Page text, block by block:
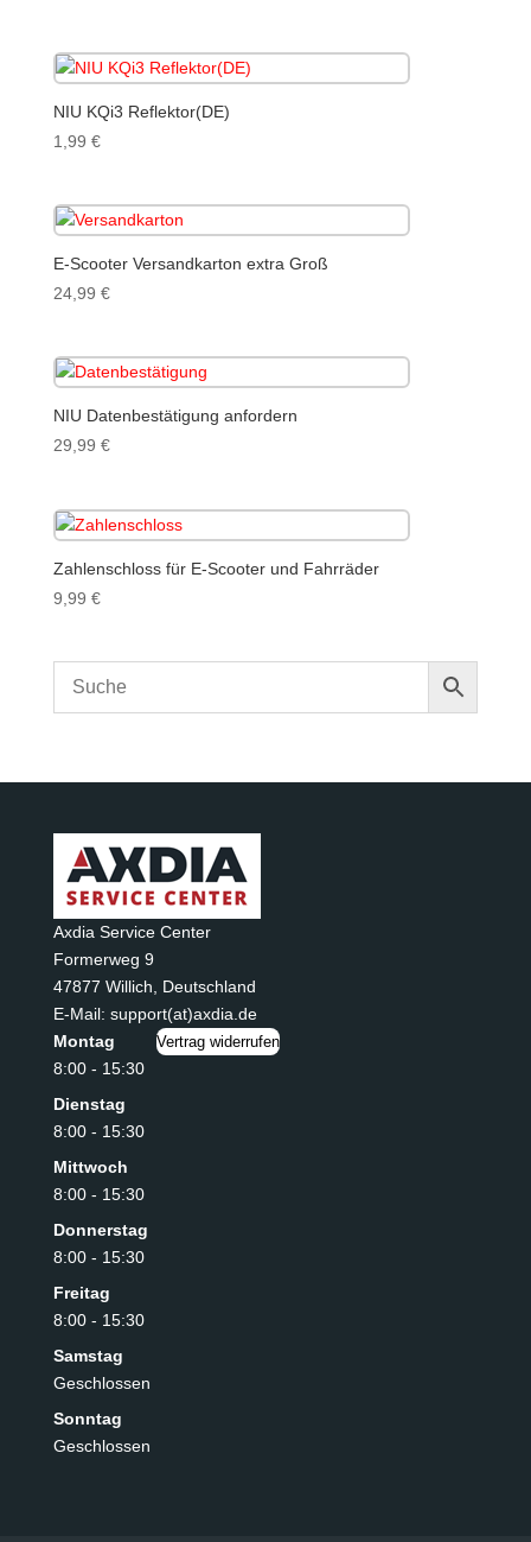
NIU KQi3 Reflektor(DE)
1,99 €
E-Scooter Versandkarton extra Groß
24,99 €
NIU Datenbestätigung anfordern
29,99 €
Zahlenschloss für E-Scooter und Fahrräder
9,99 €
Axdia Service Center
Formerweg 9
47877 Willich
Deutschland
E-Mail: support(at)axdia.de
Montag
8:00 - 15:30
Dienstag
8:00 - 15:30
Mittwoch
8:00 - 15:30
Donnerstag
8:00 - 15:30
Freitag
8:00 - 15:30
Samstag
Geschlossen
Sonntag
Geschlossen
Vertrag widerrufen